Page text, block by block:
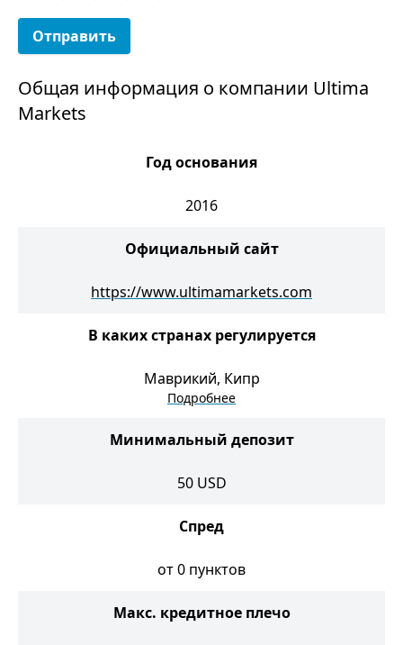
Отправить
Общая информация о компании Ultima
Markets
Год основания
2016
Официальный сайт
https://www.ultimamarkets.com
В каких странах регулируется
Маврикий, Кипр
Подробнее
Минимальный депозит
50 USD
Спред
от 0 пунктов
Макс. кредитное плечо